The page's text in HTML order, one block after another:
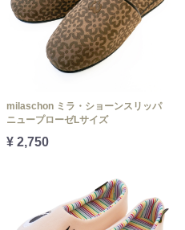
milaschon ミラ・ショーンスリッパ
ニュープローゼLサイズ
¥ 2,750